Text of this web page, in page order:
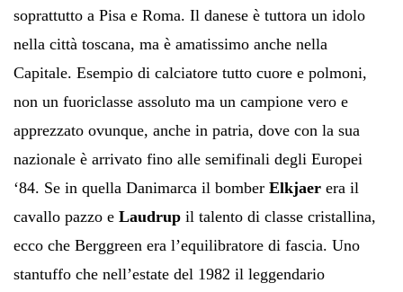
soprattutto a Pisa e Roma. Il danese è tuttora un idolo
nella città toscana, ma è amatissimo anche nella
Capitale. Esempio di calciatore tutto cuore e polmoni,
non un fuoriclasse assoluto ma un campione vero e
apprezzato ovunque, anche in patria, dove con la sua
nazionale è arrivato fino alle semifinali degli Europei
‘84. Se in quella Danimarca il bomber Elkjaer era il
cavallo pazzo e Laudrup il talento di classe cristallina,
ecco che Berggreen era l’equilibratore di fascia. Uno
stantuffo che nell’estate del 1982 il leggendario